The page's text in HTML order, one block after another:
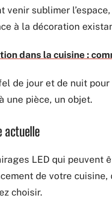
venir sublimer
à la décoration
dans la cuisine :
de jour et de nuit pour
une pièce, un objet.
actuelle
LED qui peuvent
de votre
choisir.